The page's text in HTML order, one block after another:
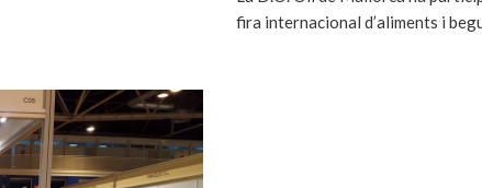
fira internacional d’aliments i